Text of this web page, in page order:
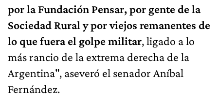
por la Fundación Pensar, por gente de la
Sociedad Rural y por viejos remanentes de
lo que fuera el golpe militar, ligado a lo
más rancio de la extrema derecha de la
Argentina", aseveró el senador Aníbal
Fernández.